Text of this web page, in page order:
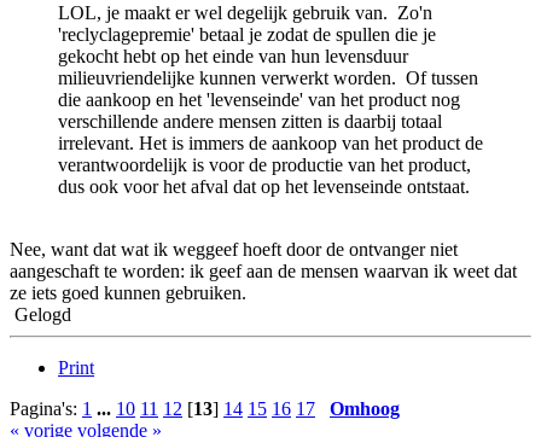
LOL, je maakt er wel degelijk gebruik van. Zo'n
'reclyclagepremie' betaal je zodat de spullen die je
gekocht hebt op het einde van hun levensduur
milieuvriendelijke kunnen verwerkt worden. Of tussen
die aankoop en het 'levenseinde' van het product nog
verschillende andere mensen zitten is daarbij totaal
irrelevant. Het is immers de aankoop van het product de
verantwoordelijk is voor de productie van het product,
dus ook voor het afval dat op het levenseinde ontstaat.
Nee, want dat wat ik weggeef hoeft door de ontvanger niet
aangeschaft te worden: ik geef aan de mensen waarvan ik weet dat
ze iets goed kunnen gebruiken.
Gelogd
Print
Pagina's: 1 ... 10 11 12 [13] 14 15 16 17
Omhoog
« vorige volgende »